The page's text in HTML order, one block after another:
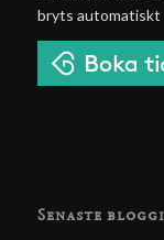
bryts automatiskt
Senaste